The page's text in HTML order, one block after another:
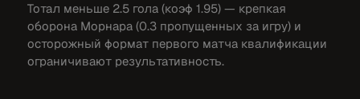
Тотал меньше 2.5 гола (коэф 1.95) — крепкая
оборона Морнара (0.3 пропущенных за игру) и
осторожный формат первого матча квалификации
ограничивают результативность.